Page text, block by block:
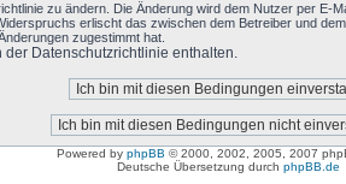
zu ändern. Die Änderung wird dem Nutzer per E-
erlischt das zwischen dem Betreiber und
zugestimmt hat.
Datenschutzrichtlinie enthalten.
Powered by phpBB © 2000, 2002, 2005, 2007
Deutsche Übersetzung durch phpBB.de